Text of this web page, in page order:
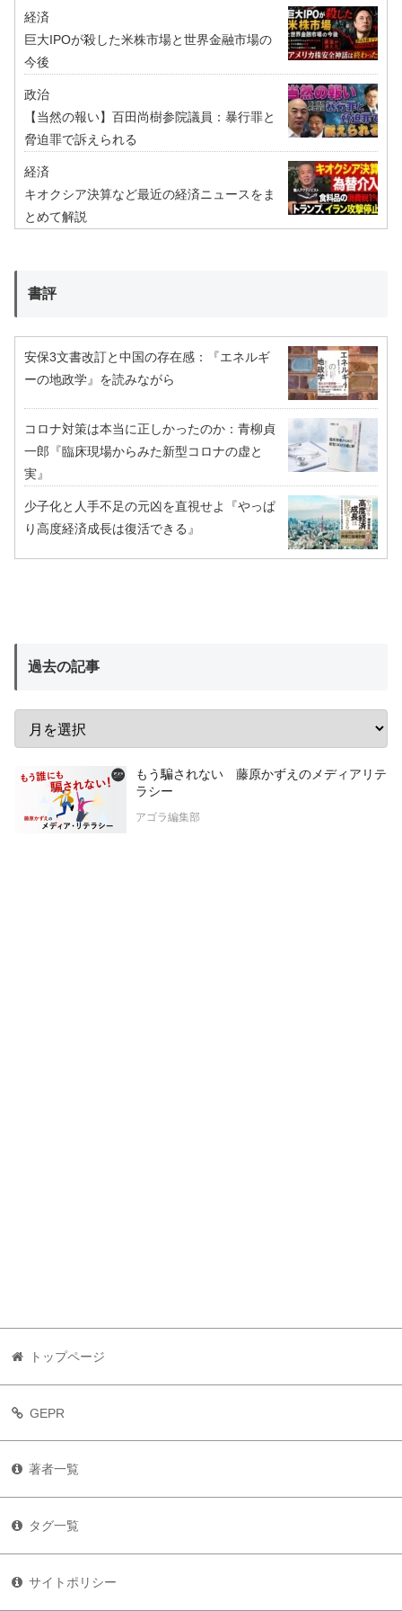
経済
巨大IPOが殺した米株市場と世界金融市場の
今後
政治
【当然の報い】百田尚樹参院議員：暴行罪と
脅迫罪で訴えられる
経済
キオクシア決算など最近の経済ニュースをま
とめて解説
書評
安保3文書改訂と中国の存在感：『エネルギ
ーの地政学』を読みながら
コロナ対策は本当に正しかったのか：青柳貞
一郎『臨床現場からみた新型コロナの虚と
実』
少子化と人手不足の元凶を直視せよ『やっぱ
り高度経済成長は復活できる』
過去の記事
もう騙されない 藤原かずえのメディアリテ
ラシー
アゴラ編集部
トップページ
GEPR
著者一覧
タグ一覧
サイトポリシー